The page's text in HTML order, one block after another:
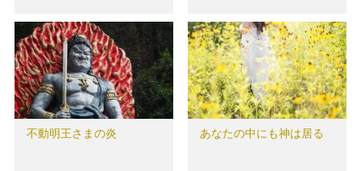
不動明王さまの炎 あなたの中にも神は居る